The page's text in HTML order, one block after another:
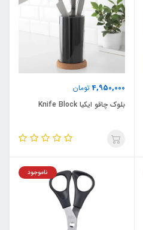
4,950,000تومان
بلوک چاقو ایکیا Knife Block
ناموجود